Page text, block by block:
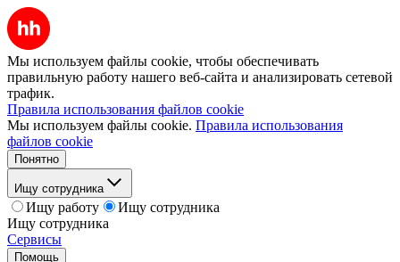
Мы используем файлы cookie, чтобы обеспечивать
правильную работу нашего веб-сайта и анализировать сетевой
трафик.
Правила использования файлов cookie
Мы используем файлы cookie. Правила использования
файлов cookie
Понятно
Ищу сотрудника
Ищу работу
Ищу сотрудника
Ищу сотрудника
Сервисы
Помощь